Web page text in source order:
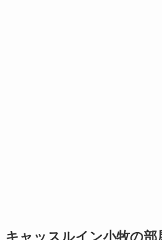
キャッスルイン小牧の部